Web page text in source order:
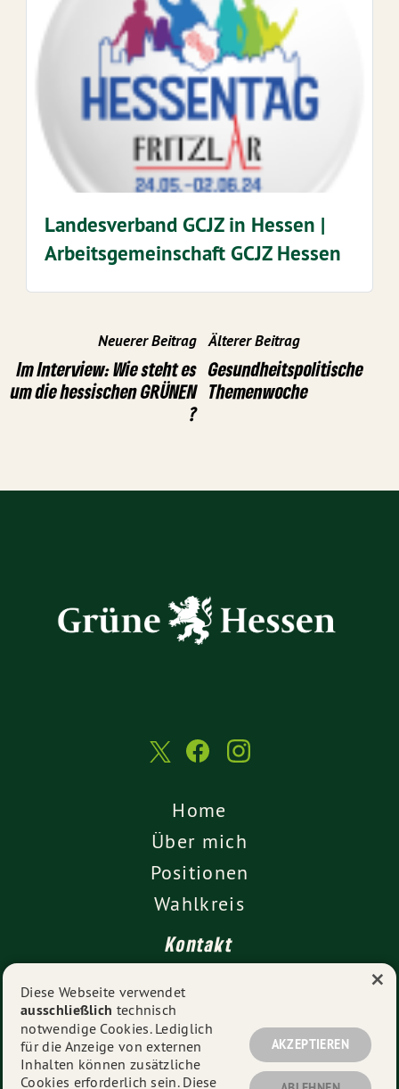
Landesverband GCJZ in Hessen |
Arbeitsgemeinschaft GCJZ Hessen
Neuerer Beitrag
Im Interview: Wie steht es
um die hessischen GRÜNEN
?
Älterer Beitrag
Gesundheitspolitische
Themenwoche
Home
Über mich
Positionen
Wahlkreis
Kontakt
Impressum
Datenschutz
Diese Webseite verwendet
ausschließlich technisch
notwendige Cookies. Lediglich
für die Anzeige von externen
Inhalten können zusätzliche
Cookies erforderlich sein. Diese
AKZEPTIEREN
×